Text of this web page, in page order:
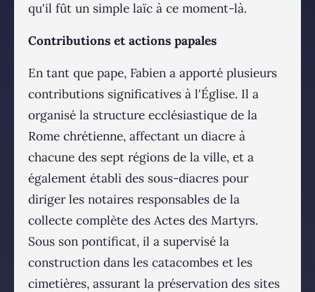
qu'il fût un simple laïc à ce moment-là​​​​.
Contributions et actions papales
En tant que pape, Fabien a apporté plusieurs
contributions significatives à l'Église. Il a
organisé la structure ecclésiastique de la
Rome chrétienne, affectant un diacre à
chacune des sept régions de la ville, et a
également établi des sous-diacres pour
diriger les notaires responsables de la
collecte complète des Actes des Martyrs.
Sous son pontificat, il a supervisé la
construction dans les catacombes et les
cimetières, assurant la préservation des sites